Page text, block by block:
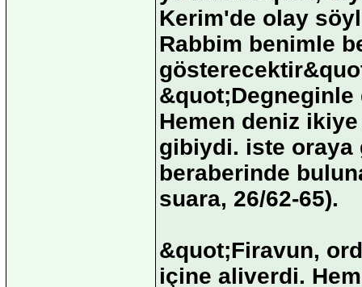
Kerim'de olay
Rabbim benimle
Hemen deniz
gibiydi. iste oraya
beraberinde
suara, 26/62-65).
&quot;Firavun,
içine aliverdi.